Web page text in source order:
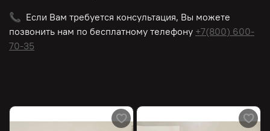
📞 Если Вам требуется консультация, Вы можете
позвонить нам по бесплатному телефону +7(800) 600-
70-35